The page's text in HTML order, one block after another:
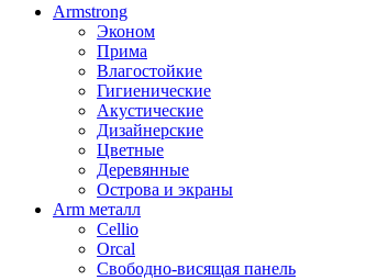
Armstrong
Эконом
Прима
Влагостойкие
Гигиенические
Акустические
Дизайнерские
Цветные
Деревянные
Острова и экраны
Arm металл
Cellio
Orcal
Свободно-висящая панель